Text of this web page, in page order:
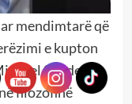
mendimtarë që
e kupton
Sandel-it,
filozofinë